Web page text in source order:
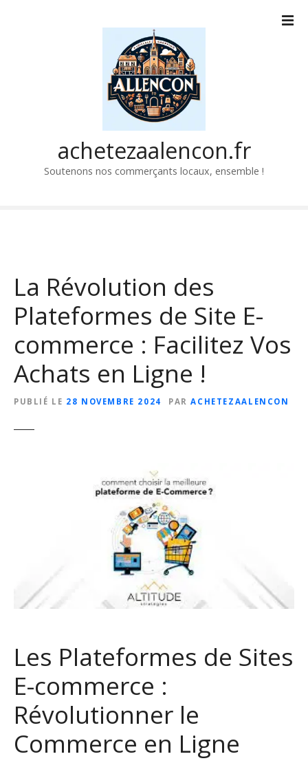
achetezaalencon.fr
Soutenons nos commerçants locaux, ensemble !
La Révolution des
Plateformes de Site E-
commerce : Facilitez Vos
Achats en Ligne !
PUBLIÉ LE 28 NOVEMBRE 2024 PAR ACHETEZAALENCON
Les Plateformes de Sites
E-commerce :
Révolutionner le
Commerce en Ligne